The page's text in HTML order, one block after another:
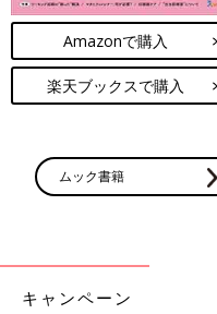
Amazonで購入
楽天ブックスで購入
ムック書籍
キャンペーン